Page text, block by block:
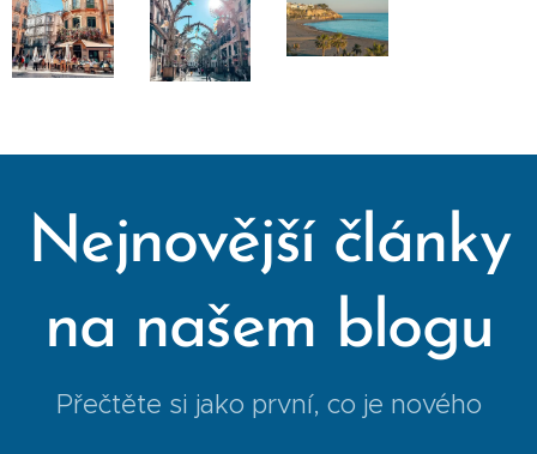
Nejnovější články
na našem blogu
Přečtěte si jako první, co je nového